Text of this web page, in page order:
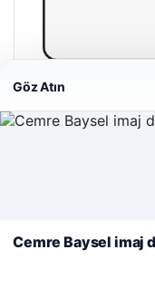
23/06/2026
deneyiminizi
Reddet
Göz Atın
Cemre Baysel imaj